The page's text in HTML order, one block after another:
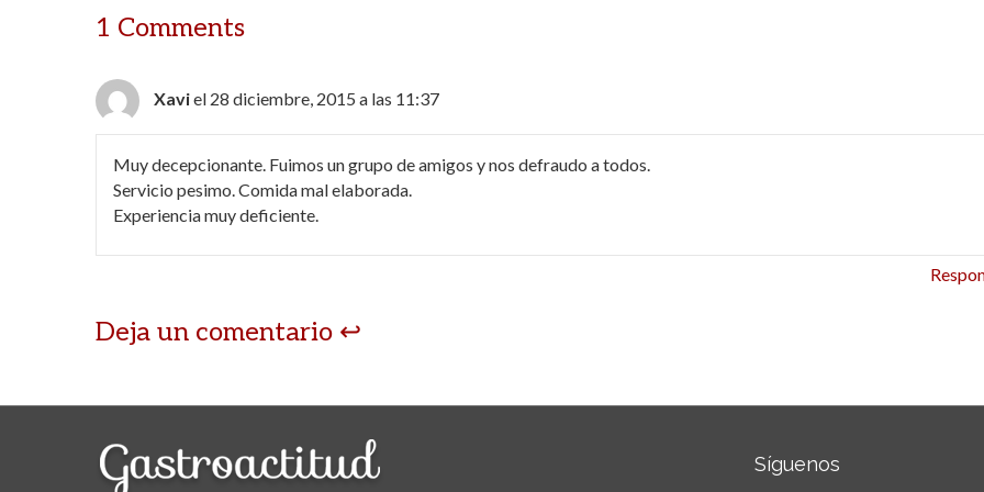
1 Comments
Xaviel 28 diciembre, 2015 a las 11:37
Muy decepcionante. Fuimos un grupo de amigos y nos defraudo a todos.
Servicio pesimo. Comida mal elaborada.
Experiencia muy deficiente.
Deja un comentario
Síguenos